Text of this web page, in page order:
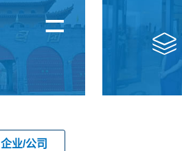
= 
企业/公司